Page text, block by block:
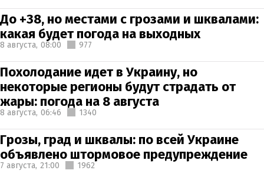
До +38, но местами с грозами и шквалами:
какая будет погода на выходных
8 августа, 08:00 977
Похолодание идет в Украину, но
некоторые регионы будут страдать от
жары: погода на 8 августа
8 августа, 06:46 1340
Грозы, град и шквалы: по всей Украине
объявлено штормовое предупреждение
7 августа, 21:00 1962